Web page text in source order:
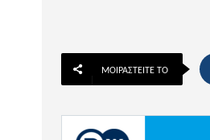
ΜΟΙΡΑΣΤΕΊΤΕ ΤΟ